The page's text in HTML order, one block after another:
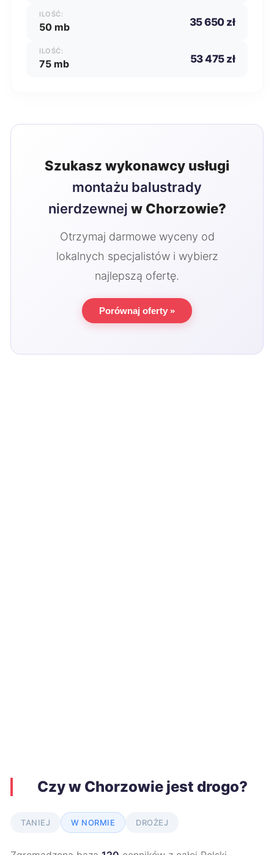
ILOŚĆ:
50 mb 35 650 zł
ILOŚĆ:
75 mb 53 475 zł
Szukasz wykonawcy usługi
montażu balustrady
nierdzewnej w Chorzowie?
Otrzymaj darmowe wyceny od
lokalnych specjalistów i wybierz
najlepszą ofertę.
Porównaj oferty »
Czy w Chorzowie jest drogo?
TANIEJ W NORMIE DROŻEJ